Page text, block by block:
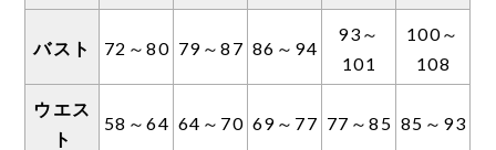
バスト 72～80 79～87 86～94
93～
101
100～
108
ウエス
ト
58～64 64～70 69～77 77～85 85～93